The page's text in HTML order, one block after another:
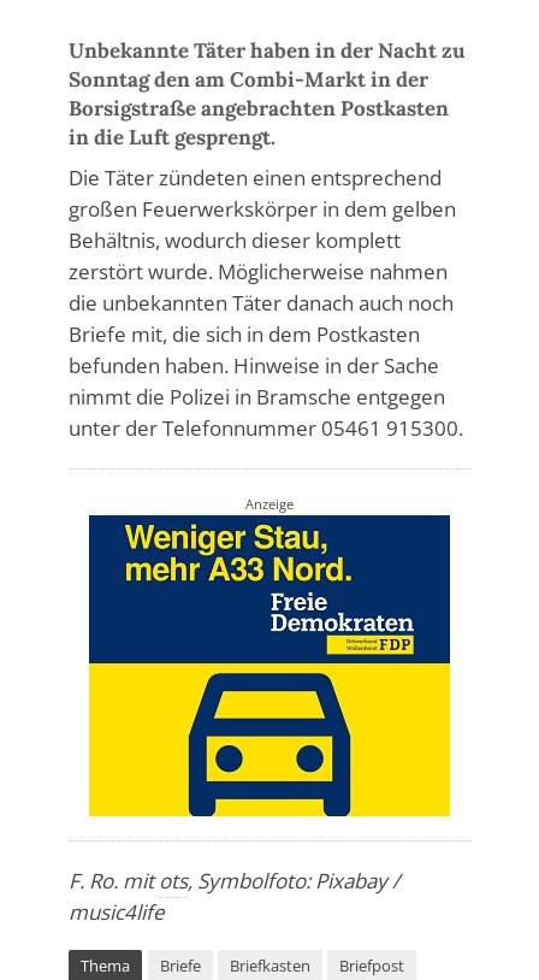
Unbekannte Täter haben in der Nacht zu
Sonntag den am Combi-Markt in der
Borsigstraße angebrachten Postkasten
in die Luft gesprengt.
Die Täter zündeten einen entsprechend
großen Feuerwerkskörper in dem gelben
Behältnis, wodurch dieser komplett
zerstört wurde. Möglicherweise nahmen
die unbekannten Täter danach auch noch
Briefe mit, die sich in dem Postkasten
befunden haben. Hinweise in der Sache
nimmt die Polizei in Bramsche entgegen
unter der Telefonnummer 05461 915300.
Anzeige
F. Ro. mitots, Symbolfoto: Pixabay /
music4life
Thema Briefe Briefkasten
Briefpost